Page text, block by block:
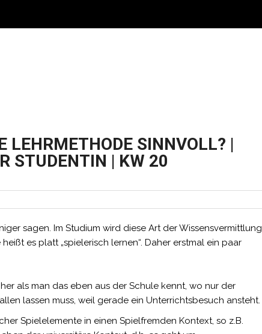
LEHRMETHODE SINNVOLL? |
STUDENTIN | KW 20
sagen. Im Studium wird diese Art der Wissensvermittlung
es platt „spielerisch lernen“. Daher erstmal ein paar
als man das eben aus der Schule kennt, wo nur der
lassen muss, weil gerade ein Unterrichtsbesuch ansteht.
Spielelemente in einen Spielfremden Kontext, so z.B.